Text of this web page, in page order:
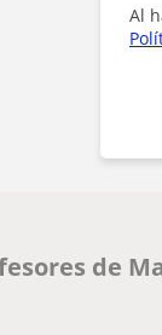
Al
de